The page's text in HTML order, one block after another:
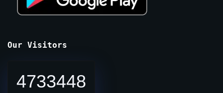
Our Visitors
4733448